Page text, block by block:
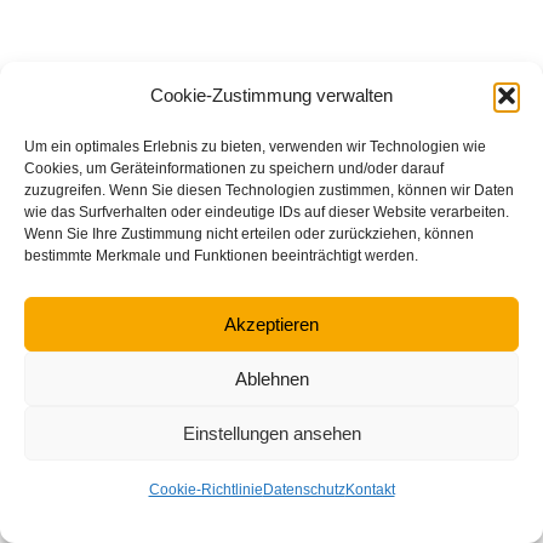
Cookie-Zustimmung verwalten
Um ein optimales Erlebnis zu bieten, verwenden wir Technologien wie
Cookies, um Geräteinformationen zu speichern und/oder darauf
zuzugreifen. Wenn Sie diesen Technologien zustimmen, können wir Daten
wie das Surfverhalten oder eindeutige IDs auf dieser Website verarbeiten.
Wenn Sie Ihre Zustimmung nicht erteilen oder zurückziehen, können
bestimmte Merkmale und Funktionen beeinträchtigt werden.
Akzeptieren
Ablehnen
Einstellungen ansehen
Cookie-Richtlinie DatenschutzKontakt